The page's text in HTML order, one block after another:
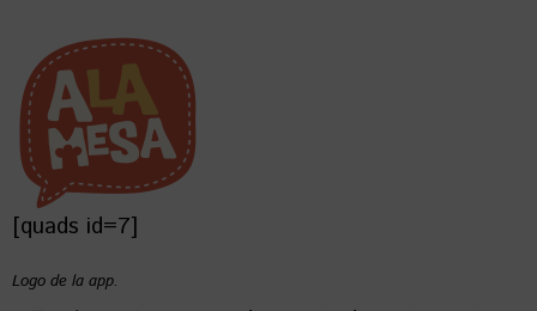
[quads id=7]
Logo de la app.